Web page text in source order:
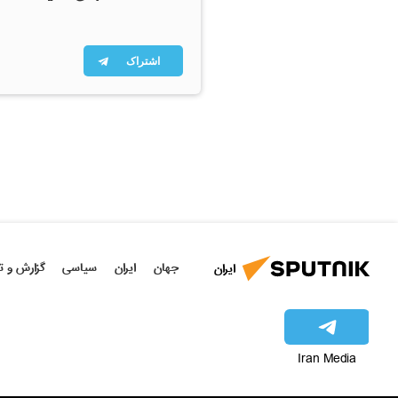
اشتراک
ایران جهان ایران سیاسی گزارش و
Iran Media